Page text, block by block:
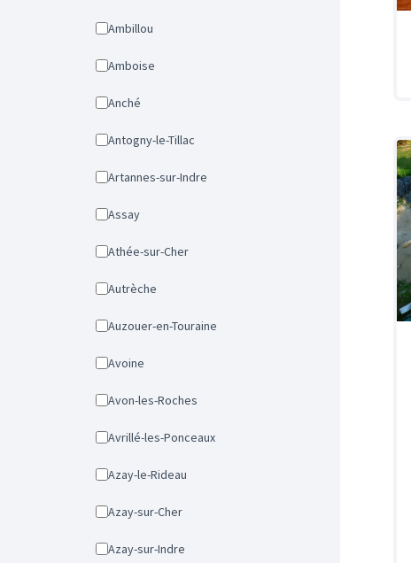
Ambillou
Amboise
Anché
Antogny-le-Tillac
Artannes-sur-Indre
Assay
Athée-sur-Cher
Autrèche
Auzouer-en-Touraine
Avoine
Avon-les-Roches
Avrillé-les-Ponceaux
Azay-le-Rideau
Azay-sur-Cher
Azay-sur-Indre